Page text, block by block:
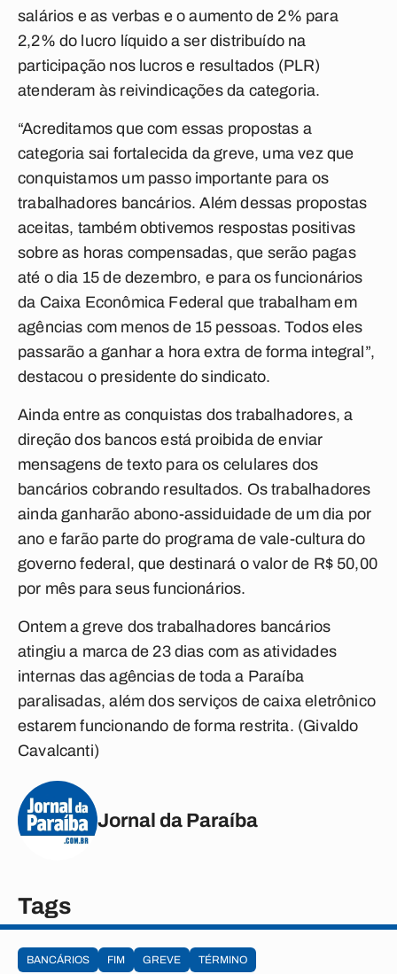
salários e as verbas e o aumento de 2% para
2,2% do lucro líquido a ser distribuído na
participação nos lucros e resultados (PLR)
atenderam às reivindicações da categoria.
“Acreditamos que com essas propostas a
categoria sai fortalecida da greve, uma vez que
conquistamos um passo importante para os
trabalhadores bancários. Além dessas propostas
aceitas, também obtivemos respostas positivas
sobre as horas compensadas, que serão pagas
até o dia 15 de dezembro, e para os funcionários
da Caixa Econômica Federal que trabalham em
agências com menos de 15 pessoas. Todos eles
passarão a ganhar a hora extra de forma integral”,
destacou o presidente do sindicato.
Ainda entre as conquistas dos trabalhadores, a
direção dos bancos está proibida de enviar
mensagens de texto para os celulares dos
bancários cobrando resultados. Os trabalhadores
ainda ganharão abono-assiduidade de um dia por
ano e farão parte do programa de vale-cultura do
governo federal, que destinará o valor de R$ 50,00
por mês para seus funcionários.
Ontem a greve dos trabalhadores bancários
atingiu a marca de 23 dias com as atividades
internas das agências de toda a Paraíba
paralisadas, além dos serviços de caixa eletrônico
estarem funcionando de forma restrita. (Givaldo
Cavalcanti)
Jornal da Paraíba
Tags
BANCÁRIOS FIM GREVE TÉRMINO